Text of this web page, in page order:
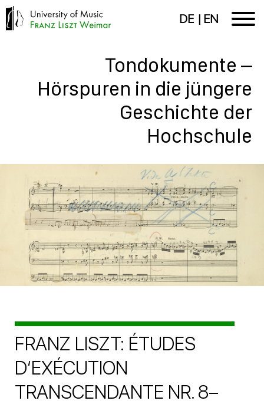
DE EN
Tondokumente –
Hörspuren in die jüngere
Geschichte der
Hochschule
FRANZ LISZT: ÉTUDES
D‘EXÉCUTION
TRANSCENDANTE NR. 8–